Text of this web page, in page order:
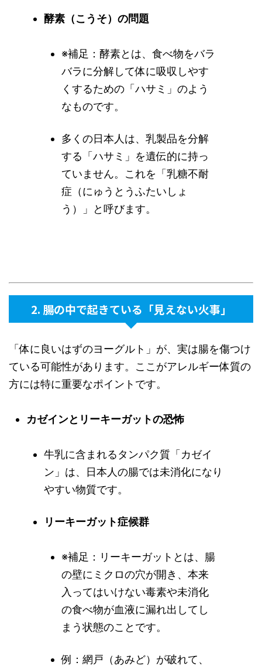
酵素（こうそ）の問題
※補足：酵素とは、食べ物をバラ
バラに分解して体に吸収しやす
くするための「ハサミ」のよう
なものです。
多くの日本人は、乳製品を分解
する「ハサミ」を遺伝的に持っ
ていません。これを「乳糖不耐
症（にゅうとうふたいしょ
う）」と呼びます。
2. 腸の中で起きている「見えない火事」
「体に良いはずのヨーグルト」が、実は腸を傷つけ
ている可能性があります。ここがアレルギー体質の
方には特に重要なポイントです。
カゼインとリーキーガットの恐怖
牛乳に含まれるタンパク質「カゼイ
ン」は、日本人の腸では未消化になり
やすい物質です。
リーキーガット症候群
※補足：リーキーガットとは、腸
の壁にミクロの穴が開き、本来
入ってはいけない毒素や未消化
の食べ物が血液に漏れ出してし
まう状態のことです。
例：網戸（あみど）が破れて、